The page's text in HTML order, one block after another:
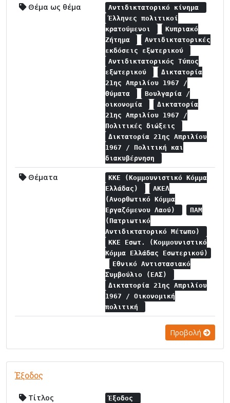
Θέμα ως θέμα
Αντιδικτατορικό κίνημα
Έλληνες πολιτικοί
κρατούμενοι
Κυπριακό
Ζήτημα
Αντιδικτατορικές
εκδόσεις εξωτερικού
Αντιδικτατορικός Τύπος
εξωτερικού
Δικτατορία
21ης Απριλίου 1967 /
Θύματα
Βουλγαρία /
οικονομία
Δικτατορία
21ης Απριλίου 1967 /
Πολιτικές διώξεις
Δικτατορία 21ης Απριλίου
1967 / Πολιτική και
διακυβέρνηση
Θέματα
ΚΚΕ (Κομμουνιστικό Κόμμα
Ελλάδας)
ΑΚΕΛ
(Ανορθωτικό Κόμμα
Εργαζόμενου Λαού)
ΠΑΜ
(Πατριωτικό
Αντιδικτατορικό Μέτωπο)
ΚΚΕ Εσωτ. (Κομμουνιστικό
Κόμμα Ελλάδας Εσωτερικού)
Εθνικό Αντιστασιακό
Συμβούλιο (ΕΑΣ)
Δικτατορία 21ης Απριλίου
1967 / Οικονομική
πολιτική
Προβολή
Έξοδος
Τίτλος Έξοδος